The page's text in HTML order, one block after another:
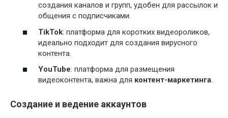
создания каналов и групп, удобен для рассылок и
общения с подписчиками.
TikTok: платформа для коротких видеороликов,
идеально подходит для создания вирусного
контента.
YouTube: платформа для размещения
видеоконтента, важна для контент-маркетинга.
Создание и ведение аккаунтов